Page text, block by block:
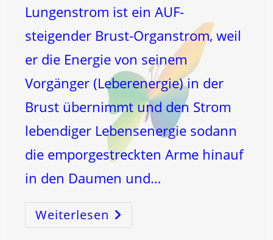
Lungenstrom ist ein AUF-
steigender Brust-Organstrom, weil
er die Energie von seinem
Vorgänger (Leberenergie) in der
Brust übernimmt und den Strom
lebendiger Lebensenergie sodann
die emporgestreckten Arme hinauf
in den Daumen und…
Weiterlesen WIDDER-
Vollmond:
MUT